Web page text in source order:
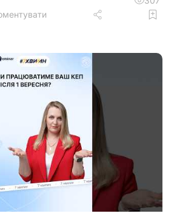
у різних рядках, кожному з яких